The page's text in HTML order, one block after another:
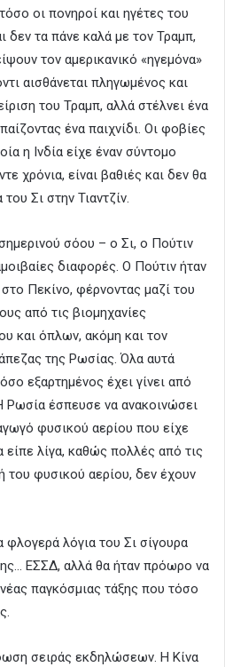
οι πονηροί και ηγέτες του
δεν τα πάνε καλά με τον Τραμπ,
τον αμερικανικό «ηγεμόνα»
αισθάνεται πληγωμένος και
του Τραμπ, αλλά στέλνει ένα
ένα παιχνίδι. Οι φοβίες
η Ινδία είχε έναν σύντομο
χρόνια, είναι βαθιές και δεν θα
Σι στην Τιαντζίν.
σόου – ο Σι, ο Πούτιν
διαφορές. Ο Πούτιν ήταν
Πεκίνο, φέρνοντας μαζί του
από τις βιομηχανίες
και όπλων, ακόμη και τον
της Ρωσίας. Όλα αυτά
εξαρτημένος έχει γίνει από
Ρωσία έσπευσε να ανακοινώσει
φυσικού αερίου που είχε
είπε λίγα, καθώς πολλές από τις
του φυσικού αερίου, δεν έχουν
φλογερά λόγια του Σι σίγουρα
ΕΣΣΔ, αλλά θα ήταν πρόωρο να
παγκόσμιας τάξης που τόσο
σειράς εκδηλώσεων. Η Κίνα